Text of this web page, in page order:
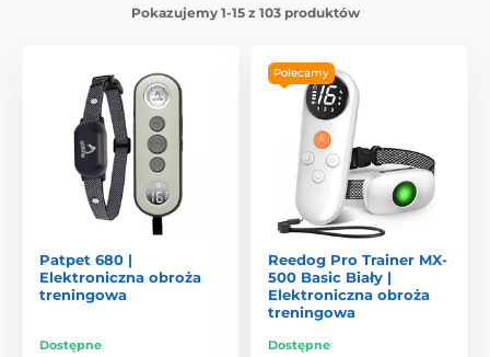
Pokazujemy 1-15 z 103 produktów
Patpet 680 |
Elektroniczna obroża
treningowa
Dostępne
Polecamy
Reedog Pro Trainer MX-
500 Basic Biały |
Elektroniczna obroża
treningowa
Dostępne